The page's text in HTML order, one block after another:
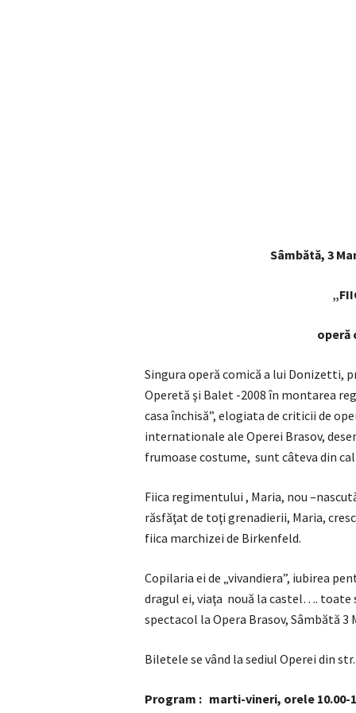
Sâmbătă, 3
operă
Singura operă comică a lui Donizetti,
Operetă şi Balet -2008 în montarea
casa închisă”, elogiata de criticii de
internationale ale Operei Brasov,
frumoase costume, sunt câteva din
Fiica regimentului , Maria, nou
răsfăţat de toţi grenadierii, Maria,
fiica marchizei de Birkenfeld.
Copilaria ei de „vivandiera”, iubirea
dragul ei, viaţa nouă la castel…. toate
spectacol la Opera Brasov, Sâmbătă
Biletele se vând la sediul Operei din
Program : marti-vineri, orele 10.00-